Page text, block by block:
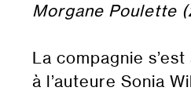
Morgane Poulette
La compagnie
à l’auteure Sonia